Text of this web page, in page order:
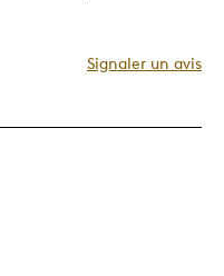
Signaler un avis